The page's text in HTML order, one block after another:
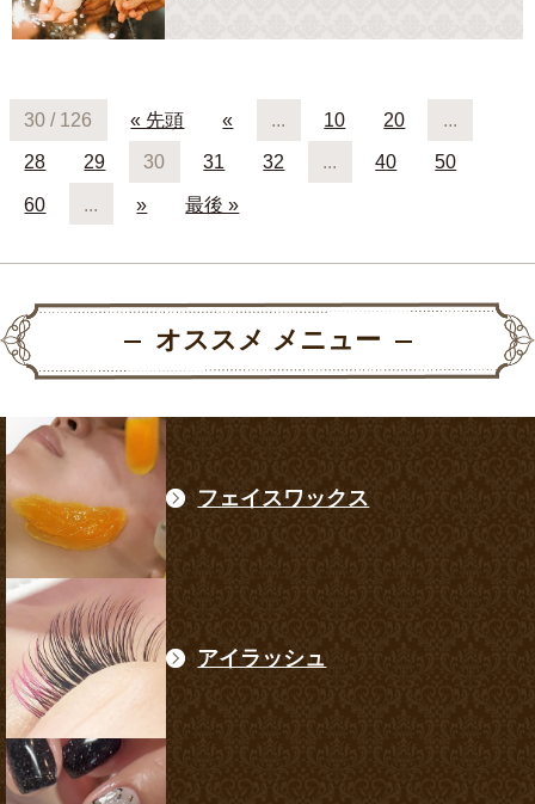
30 / 126 « 先頭 « ... 10 20 ...
28 29 30 31 32 ... 40 50
60 ... » 最後 »
オススメ メニュー
フェイスワックス
アイラッシュ